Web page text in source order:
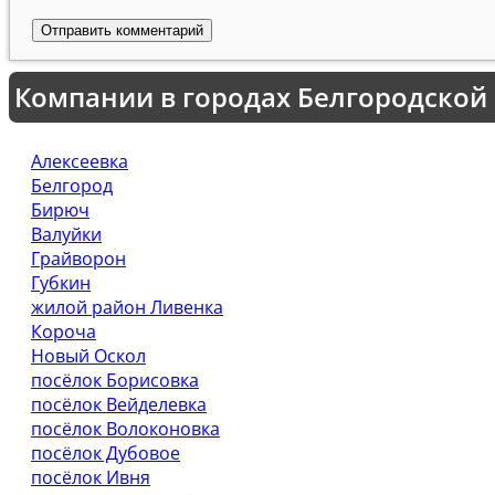
Компании в городах Белгородской
Алексеевка
Белгород
Бирюч
Валуйки
Грайворон
Губкин
жилой район Ливенка
Короча
Новый Оскол
посёлок Борисовка
посёлок Вейделевка
посёлок Волоконовка
посёлок Дубовое
посёлок Ивня